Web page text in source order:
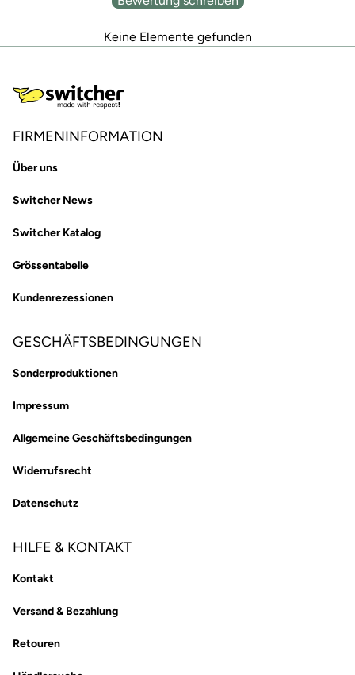
Keine Elemente gefunden
FIRMENINFORMATION
Über uns
Switcher News
Switcher Katalog
Grössentabelle
Kundenrezessionen
GESCHÄFTSBEDINGUNGEN
Sonderproduktionen
Impressum
Allgemeine Geschäftsbedingungen
Widerrufsrecht
Datenschutz
HILFE & KONTAKT
Kontakt
Versand & Bezahlung
Retouren